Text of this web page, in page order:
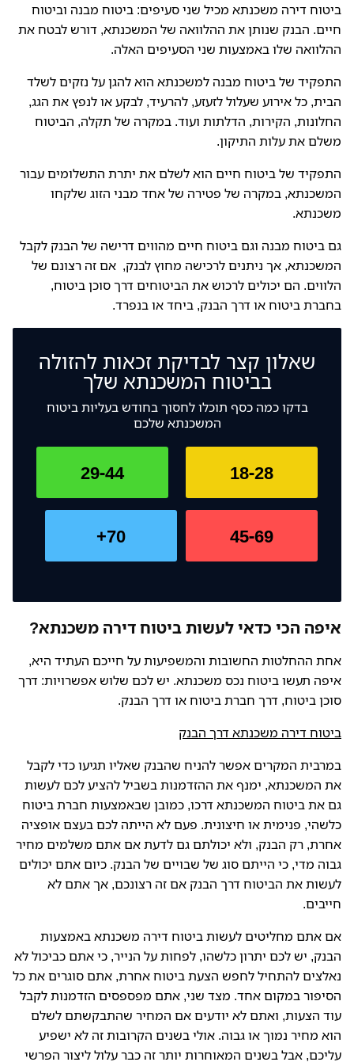
ביטוח דירה משכנתא מכיל שני סעיפים: ביטוח מבנה וביטוח
חיים. הבנק שנותן את ההלוואה של המשכנתא, דורש לבטח את
ההלוואה שלו באמצעות שני הסעיפים האלה.
התפקיד של ביטוח מבנה למשכנתא הוא להגן על נזקים לשלד
הבית, כל אירוע שעלול לזעזע, להרעיד, לבקע או לנפץ את הגג,
החלונות, הקירות, הדלתות ועוד. במקרה של תקלה, הביטוח
משלם את עלות התיקון.
התפקיד של ביטוח חיים הוא לשלם את יתרת התשלומים עבור
המשכנתא, במקרה של פטירה של אחד מבני הזוג שלקחו
משכנתא.
גם ביטוח מבנה וגם ביטוח חיים מהווים דרישה של הבנק לקבל
המשכנתא, אך ניתנים לרכישה מחוץ לבנק, אם זה רצונם של
הלווים. הם יכולים לרכוש את הביטוחים דרך סוכן ביטוח,
בחברת ביטוח או דרך הבנק, ביחד או בנפרד.
שאלון קצר לבדיקת זכאות להזולה
בביטוח המשכנתא שלך
בדקו כמה כסף תוכלו לחסוך בחודש בעליות ביטוח
המשכנתא שלכם
18-28
29-44
45-69
70+
איפה הכי כדאי לעשות ביטוח דירה משכנתא?
אחת ההחלטות החשובות והמשפיעות על חייכם העתיד היא,
איפה תעשו ביטוח נכס משכנתא. יש לכם שלוש אפשרויות: דרך
סוכן ביטוח, דרך חברת ביטוח או דרך הבנק.
ביטוח דירה משכנתא דרך הבנק
במרבית המקרים אפשר להניח שהבנק שאליו תגיעו כדי לקבל
את המשכנתא, ימנף את ההזדמנות בשביל להציע לכם לעשות
גם את ביטוח המשכנתא דרכו, כמובן שבאמצעות חברת ביטוח
כלשהי, פנימית או חיצונית. פעם לא הייתה לכם בעצם אופציה
אחרת, רק הבנק, ולא יכולתם גם לדעת אם אתם משלמים מחיר
גבוה מדי, כי הייתם סוג של שבויים של הבנק. כיום אתם יכולים
לעשות את הביטוח דרך הבנק אם זה רצונכם, אך אתם לא
חייבים.
אם אתם מחליטים לעשות ביטוח דירה משכנתא באמצעות
הבנק, יש לכם יתרון כלשהו, לפחות על הנייר, כי אתם כביכול לא
נאלצים להתחיל לחפש הצעת ביטוח אחרת, אתם סוגרים את כל
הסיפור במקום אחד. מצד שני, אתם מפספסים הזדמנות לקבל
עוד הצעות, ואתם לא יודעים אם המחיר שהתבקשתם לשלם
הוא מחיר נמוך או גבוה. אולי בשנים הקרובות זה לא ישפיע
עליכם, אבל בשנים המאוחרות יותר זה כבר עלול ליצור הפרשי